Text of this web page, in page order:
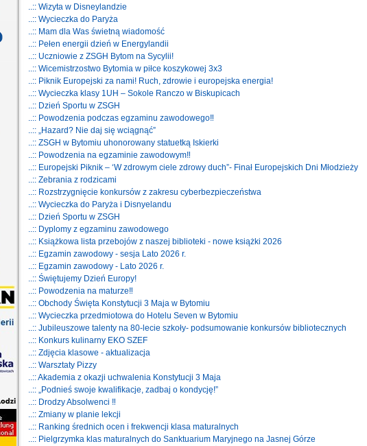
..:: Wizyta w Disneylandzie
..:: Wycieczka do Paryża
..:: Mam dla Was świetną wiadomość
..:: Pełen energii dzień w Energylandii
..:: Uczniowie z ZSGH Bytom na Sycylii!
..:: Wicemistrzostwo Bytomia w piłce koszykowej 3x3
..:: Piknik Europejski za nami! Ruch, zdrowie i europejska energia!
..:: Wycieczka klasy 1UH – Sokole Ranczo w Biskupicach
..:: Dzień Sportu w ZSGH
..:: Powodzenia podczas egzaminu zawodowego‼️
..:: „Hazard? Nie daj się wciągnąć”
..:: ZSGH w Bytomiu uhonorowany statuetką Iskierki
..:: Powodzenia na egzaminie zawodowym‼️
..:: Europejski Piknik – ‘W zdrowym ciele zdrowy duch”- Finał Europejskich Dni Młodzieży
..:: Zebrania z rodzicami
..:: Rozstrzygnięcie konkursów z zakresu cyberbezpieczeństwa
..:: Wycieczka do Paryża i Disnyelandu
..:: Dzień Sportu w ZSGH
..:: Dyplomy z egzaminu zawodowego
..:: Książkowa lista przebojów z naszej biblioteki - nowe książki 2026
..:: Egzamin zawodowy - sesja Lato 2026 r.
..:: Egzamin zawodowy - Lato 2026 r.
..:: Świętujemy Dzień Europy!
..:: Powodzenia na maturze‼️
..:: Obchody Święta Konstytucji 3 Maja w Bytomiu
..:: Wycieczka przedmiotowa do Hotelu Seven w Bytomiu
..:: Jubileuszowe talenty na 80-lecie szkoły- podsumowanie konkursów bibliotecznych
..:: Konkurs kulinarny EKO SZEF
..:: Zdjęcia klasowe - aktualizacja
..:: Warsztaty Pizzy
..:: Akademia z okazji uchwalenia Konstytucji 3 Maja
..:: „Podnieś swoje kwalifikacje, zadbaj o kondycję!”
..:: Drodzy Absolwenci ‼️
..:: Zmiany w planie lekcji
..:: Ranking średnich ocen i frekwencji klasa maturalnych
..:: Pielgrzymka klas maturalnych do Sanktuarium Maryjnego na Jasnej Górze